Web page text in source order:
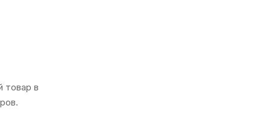
товар в